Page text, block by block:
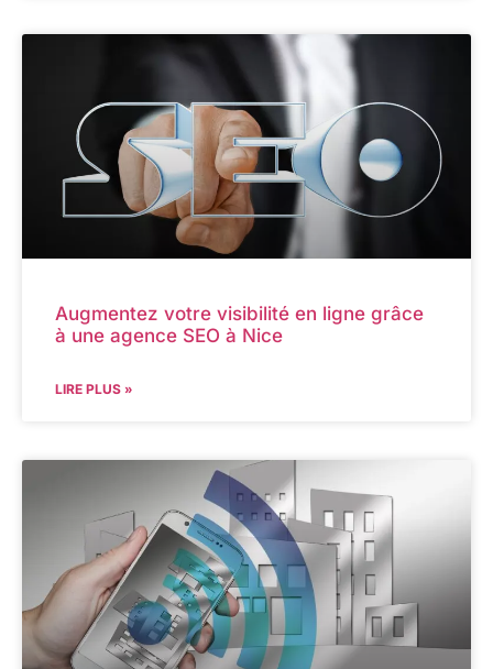
Augmentez votre visibilité en ligne grâce
à une agence SEO à Nice
LIRE PLUS »